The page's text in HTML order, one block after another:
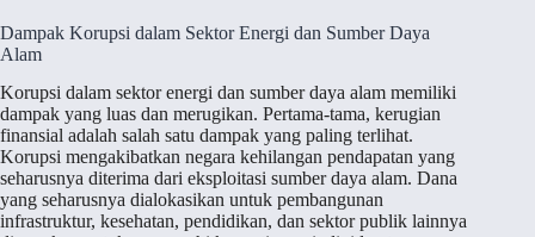
Dampak Korupsi dalam Sektor Energi dan Sumber Daya
Alam
Korupsi dalam sektor energi dan sumber daya alam memiliki
dampak yang luas dan merugikan. Pertama-tama, kerugian
finansial adalah salah satu dampak yang paling terlihat.
Korupsi mengakibatkan negara kehilangan pendapatan yang
seharusnya diterima dari eksploitasi sumber daya alam. Dana
yang seharusnya dialokasikan untuk pembangunan
infrastruktur, kesehatan, pendidikan, dan sektor publik lainnya